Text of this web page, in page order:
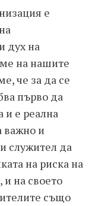
е
дух на
на нашите
че за да се
първо да
и е реална
важно и
служител да
на риска на
и на своето
също